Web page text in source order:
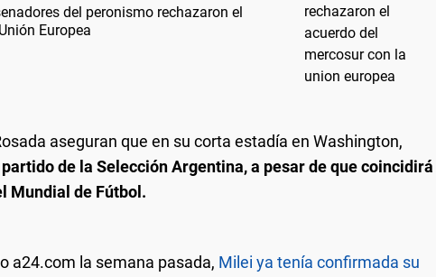
del peronismo rechazaron el
Europea
aseguran que en su corta estadía en Washington,
de la Selección Argentina, a pesar de que coincidirá
Mundial de Fútbol.
a24.com la semana pasada, Milei ya tenía confirmada su